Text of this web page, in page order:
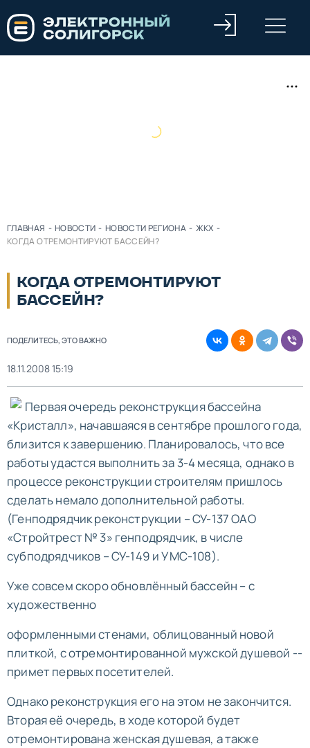
ГЛАВНАЯ - НОВОСТИ - НОВОСТИ РЕГИОНА - ЖКХ -
КОГДА ОТРЕМОНТИРУЮТ БАССЕЙН?
КОГДА ОТРЕМОНТИРУЮТ
БАССЕЙН?
ПОДЕЛИТЕСЬ, ЭТО ВАЖНО
18.11.2008 15:19
Первая очередь реконструкция бассейна
«Кристалл», начавшаяся в сентябре прошлого года,
близится к завершению. Планировалось, что все
работы удастся выполнить за 3-4 месяца, однако в
процессе реконструкции строителям пришлось
сделать немало дополнительной работы.
(Генподрядчик реконструкции – СУ-137 ОАО
«Стройтрест № 3» генподрядчик, в числе
субподрядчиков – СУ-149 и УМС-108).
Уже совсем скоро обновлённый бассейн – с
художественно
оформленными стенами, облицованный новой
плиткой, с отремонтированной мужской душевой --
примет первых посетителей.
Однако реконструкция его на этом не закончится.
Вторая её очередь, в ходе которой будет
отремонтирована женская душевая, а также